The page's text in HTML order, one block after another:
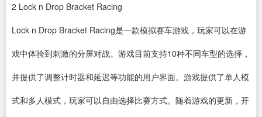
2 Lock n Drop Bracket Racing
Lock n Drop Bracket Racing是一款模拟赛车游戏，玩家可以在游
戏中体验到刺激的分屏对战。游戏目前支持10种不同车型的选择，
并提供了调整计时器和延迟等功能的用户界面。游戏提供了单人模
式和多人模式，玩家可以自由选择比赛方式。随着游戏的更新，开